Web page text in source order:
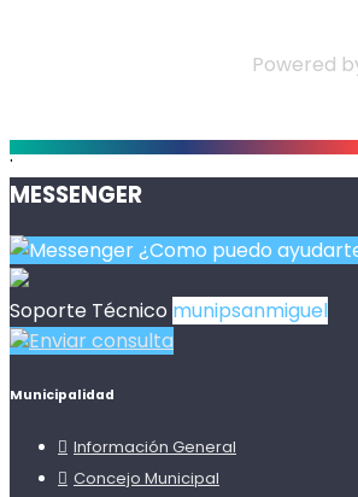
Powered
.
MESSENGER
¿Como puedo
Soporte Técnico munipsanmiguel
Enviar consulta
Municipalidad
Información General
Concejo Municipal